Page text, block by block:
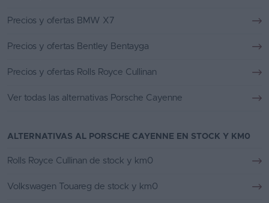
Precios y ofertas BMW X7
Precios y ofertas Bentley Bentayga
Precios y ofertas Rolls Royce Cullinan
Ver todas las alternativas Porsche Cayenne
ALTERNATIVAS AL PORSCHE CAYENNE EN STOCK Y KM0
Rolls Royce Cullinan de stock y km0
Volkswagen Touareg de stock y km0